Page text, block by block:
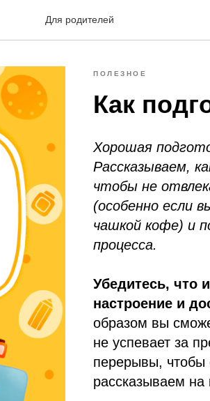
Для родителей
ПОЛЕЗНОЕ
Как
Хорошая
Рассказываем,
чтобы не
(особенно если
чашкой кофе) и
процесса.
Убедитесь, что
настроение и
образом вы
не успевает за
перерывы, чтобы
рассказываем на